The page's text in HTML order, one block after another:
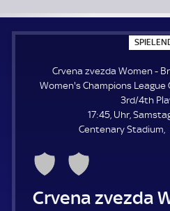
Crvena zvezda Women -
Women's Champions
3rd/4th
17:45, Uhr,
Centenary Stadium
Crvena zvezda